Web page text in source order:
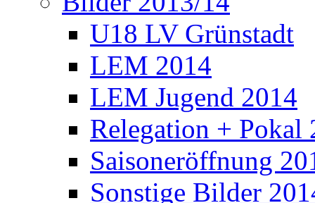
U18 LV Grünstadt
LEM 2014
LEM Jugend 2014
Relegation + Pokal
Saisoneröffnung
Sonstige Bilder